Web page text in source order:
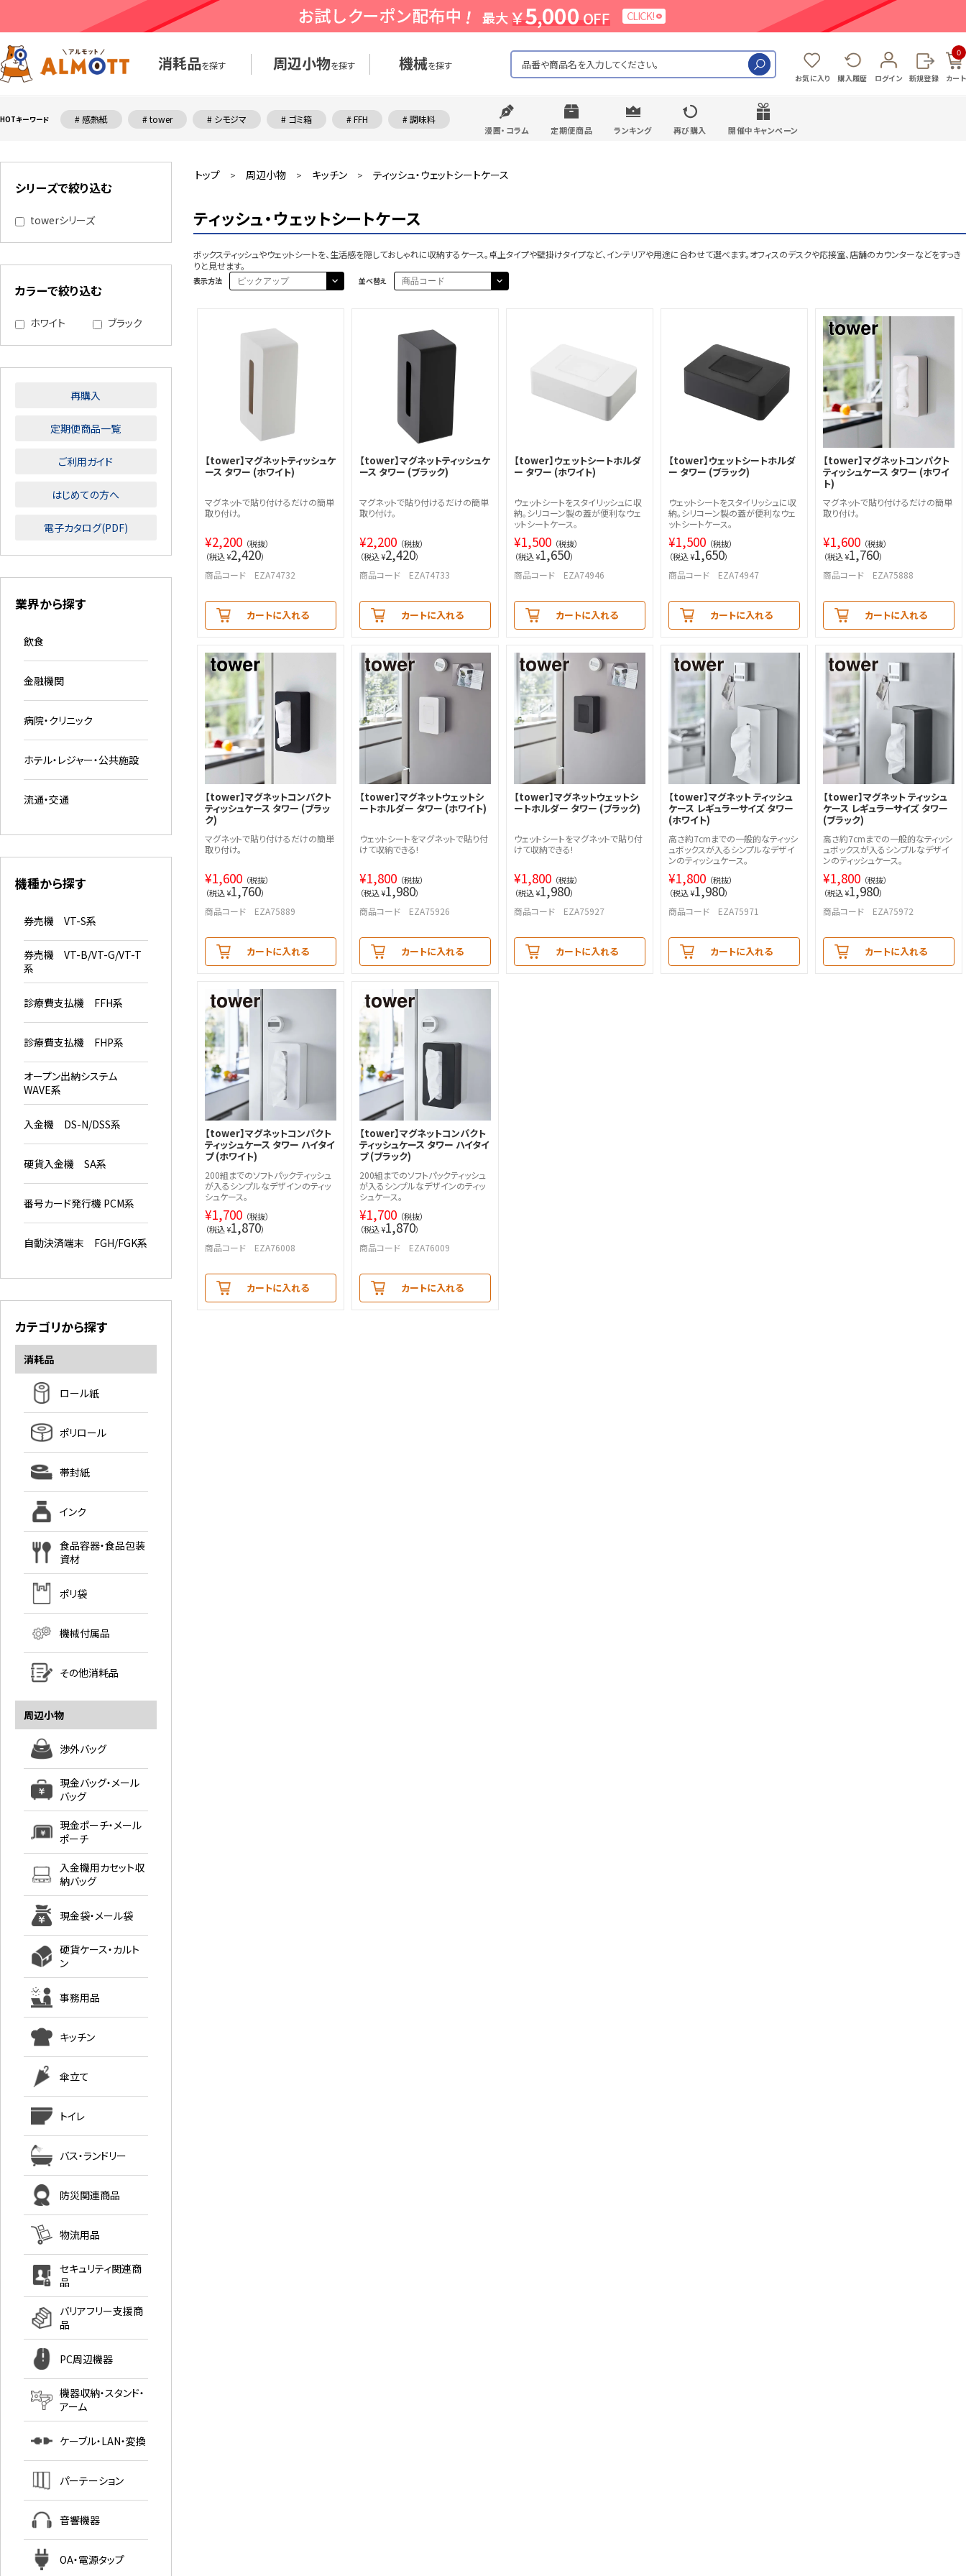
消耗品を探す 周辺小物を探す 機械を探す
検索
お気に入り
購入履歴 ログイン 新規登録 カート
0
HOTキーワード # 感熱紙 # tower # シモジマ # ゴミ箱 # FFH # 調味料
漫画・コラム 定期便商品 ランキング 再び購入 開催中キャンペーン
シリーズで絞り込む
towerシリーズ
カラーで絞り込む
ホワイト ブラック
再購入
定期便商品一覧
ご利用ガイド
はじめての方へ
電子カタログ(PDF)
業界から探す
飲食
金融機関
病院・クリニック
ホテル・レジャー・公共施設
流通・交通
機種から探す
券売機 VT-S系
券売機 VT-B/VT-G/VT-T
系
診療費支払機 FFH系
診療費支払機 FHP系
オープン出納システム
WAVE系
入金機 DS-N/DSS系
硬貨入金機 SA系
番号カード発行機 PCM系
自動決済端末 FGH/FGK系
カテゴリから探す
消耗品
ロール紙
ポリロール
帯封紙
インク
食品容器・食品包装
資材
ポリ袋
機械付属品
その他消耗品
周辺小物
渉外バッグ
現金バッグ・メール
バッグ
現金ポーチ・メール
ポーチ
入金機用カセット収
納バッグ
現金袋・メール袋
硬貨ケース・カルト
ン
事務用品
キッチン
傘立て
トイレ
バス・ランドリー
防災関連商品
物流用品
セキュリティ関連商
品
バリアフリー支援商
品
PC周辺機器
機器収納・スタンド・
アーム
ケーブル・LAN・変換
パーテーション
音響機器
OA・電源タップ
トップ > 周辺小物 > キッチン > ティッシュ・ウェットシートケース
ティッシュ・ウェットシートケース
ボックスティッシュやウェットシートを、生活感を隠しておしゃれに収納するケース。卓上タイプや壁掛けタイプなど、インテリアや用途に合わせて選べます。オフィスのデスクや応接室、店舗のカウンターなどをすっき
りと見せます。
表示方法 並べ替え
【tower】マグネットティッシュケ
ース タワー (ホワイト)
マグネットで貼り付けるだけの簡単
取り付け。
¥2,200 （税抜）
（税込 ¥2,420）
商品コード EZA74732
カートに入れる
【tower】マグネットティッシュケ
ース タワー (ブラック)
マグネットで貼り付けるだけの簡単
取り付け。
¥2,200 （税抜）
（税込 ¥2,420）
商品コード EZA74733
カートに入れる
【tower】ウェットシートホルダ
ー タワー (ホワイト)
ウェットシートをスタイリッシュに収
納。シリコーン製の蓋が便利なウェ
ットシートケース。
¥1,500 （税抜）
（税込 ¥1,650）
商品コード EZA74946
カートに入れる
【tower】ウェットシートホルダ
ー タワー (ブラック)
ウェットシートをスタイリッシュに収
納。シリコーン製の蓋が便利なウェ
ットシートケース。
¥1,500 （税抜）
（税込 ¥1,650）
商品コード EZA74947
カートに入れる
【tower】マグネットコンパクト
ティッシュケース タワー (ホワイ
ト)
マグネットで貼り付けるだけの簡単
取り付け。
¥1,600 （税抜）
（税込 ¥1,760）
商品コード EZA75888
カートに入れる
【tower】マグネットコンパクト
ティッシュケース タワー (ブラッ
ク)
マグネットで貼り付けるだけの簡単
取り付け。
¥1,600 （税抜）
（税込 ¥1,760）
商品コード EZA75889
カートに入れる
【tower】マグネットウェットシ
ートホルダー タワー (ホワイト)
ウェットシートをマグネットで貼り付
けて収納できる!
¥1,800 （税抜）
（税込 ¥1,980）
商品コード EZA75926
カートに入れる
【tower】マグネットウェットシ
ートホルダー タワー (ブラック)
ウェットシートをマグネットで貼り付
けて収納できる!
¥1,800 （税抜）
（税込 ¥1,980）
商品コード EZA75927
カートに入れる
【tower】マグネット ティッシュ
ケース レギュラーサイズ タワー
(ホワイト)
高さ約7cmまでの一般的なティッシ
ュボックスが入るシンプルなデザイ
ンのティッシュケース。
¥1,800 （税抜）
（税込 ¥1,980）
商品コード EZA75971
カートに入れる
【tower】マグネット ティッシュ
ケース レギュラーサイズ タワー
(ブラック)
高さ約7cmまでの一般的なティッシ
ュボックスが入るシンプルなデザイ
ンのティッシュケース。
¥1,800 （税抜）
（税込 ¥1,980）
商品コード EZA75972
カートに入れる
【tower】マグネットコンパクト
ティッシュケース タワー ハイタイ
プ (ホワイト)
200組までのソフトパックティッシュ
が入るシンプルなデザインのティッ
シュケース。
¥1,700 （税抜）
（税込 ¥1,870）
商品コード EZA76008
カートに入れる
【tower】マグネットコンパクト
ティッシュケース タワー ハイタイ
プ (ブラック)
200組までのソフトパックティッシュ
が入るシンプルなデザインのティッ
シュケース。
¥1,700 （税抜）
（税込 ¥1,870）
商品コード EZA76009
カートに入れる